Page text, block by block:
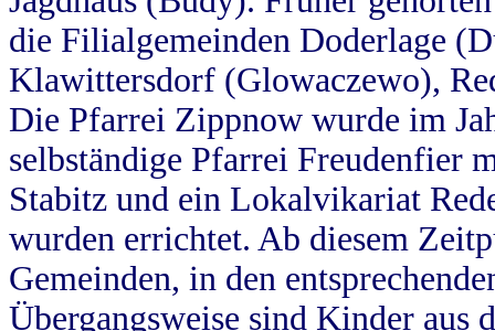
die Filialgemeinden Doderlage
Klawittersdorf (Glowaczewo),
Die Pfarrei Zippnow wurde im
selbständige Pfarrei Freudenfier
Stabitz und ein Lokalvikariat
wurden errichtet. Ab diesem
Gemeinden, in den
Übergangsweise sind Kinder aus